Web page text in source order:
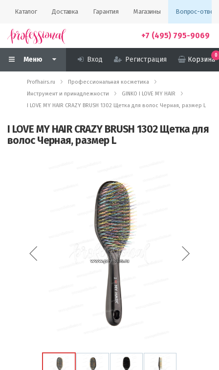
Каталог Доставка Гарантия Магазины Вопрос-ответ
+7 (495) 795-9069
Меню Вход Регистрация Корзина
0
Profhairs.ru
Профессиональная косметика
Инструмент и принадлежности
GINKO I LOVE MY HAIR
I LOVE MY HAIR CRAZY BRUSH 1302 Щетка для волос Черная, размер L
I LOVE MY HAIR CRAZY BRUSH 1302 Щетка для
волос Черная, размер L